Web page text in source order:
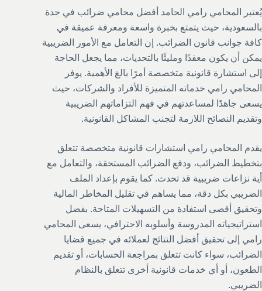
يُعتبر المحامي رامي الحامد أفضل محامي ضرائب في جدة
بالسعودية، حيث يتمتع بخبرة واسعة ومعرفة عميقة في
كافة جوانب قانون الضرائب. إن التعامل مع الأمور الضريبية
يمكن أن يكون معقدًا ومليئًا بالتحديات، مما يجعل الحاجة
إلى استشارة قانونية متخصصة أمرًا بالغ الأهمية. يوفر
المحامي رامي خدماته المتميزة للأفراد والشركات، حيث
يسعى جاهدًا لمساعدتهم في فهم التزاماتهم الضريبية
وتقديم النصائح اللازمة لتجنب المشاكل القانونية.
يقدم المحامي رامي استشارات قانونية متخصصة تتعلق
بتخطيط الضرائب، ودفع الضرائب المستحقة، والتعامل مع
أية نزاعات ضريبية قد تحدث. كما يقوم بإعداد الملف
الضريبي بكل دقة، مما يساهم في تقليل المخاطر المالية
وتحقيق أقصى استفادة من التسهيلات المتاحة. بفضل
استراتيجياته المدروسة وأسلوبه الاحترافي، يسعى المحامي
رامي إلى تحقيق أفضل النتائج لعملائه في جميع قضايا
الضرائب، سواء كانت تتعلق بمراجعة الحسابات، أو تقديم
الطعون، أو أي خدمات قانونية أخرى تتعلق بالنظام
الضريبي.